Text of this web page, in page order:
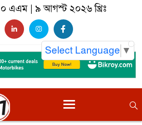
এএম| ৯ আগস্ট ২০২৬ খ্রিঃ
Select Language ▼